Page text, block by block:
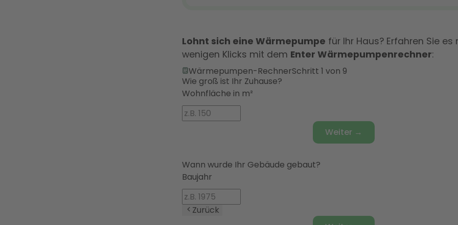
Lohnt sich eine Wärmepumpe für Ihr Haus? Erfahren Sie es
wenigen Klicks mit dem Enter Wärmepumpenrechner:
Wärmepumpen-RechnerSchritt 1 von 9
Wie groß ist Ihr Zuhause?
Wohnfläche in m²
Weiter →
Wann wurde Ihr Gebäude gebaut?
Baujahr
Zurück